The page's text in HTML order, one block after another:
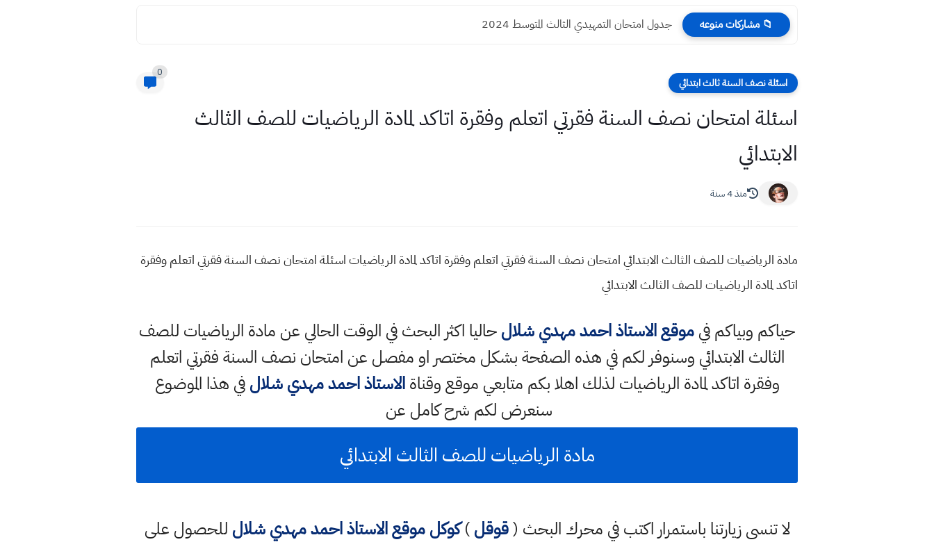
📁 مشاركات منوعه جدول امتحان التمهيدي الثالث المتوسط 2024
اسئلة نصف السنة ثالث ابتدائي
0
اسئلة امتحان نصف السنة فقرتي اتعلم وفقرة اتاكد لمادة الرياضيات للصف الثالث
الابتدائي
منذ 4 سنة
مادة الرياضيات للصف الثالث الابتدائي امتحان نصف السنة فقرتي اتعلم وفقرة اتاكد لمادة الرياضيات اسئلة امتحان نصف السنة فقرتي اتعلم وفقرة
اتاكد لمادة الرياضيات للصف الثالث الابتدائي
حياكم وبياكم فيموقع الاستاذ احمد مهدي شلالحاليا اكثر البحث في الوقت الحالي عن مادة الرياضيات للصف
الثالث الابتدائي وسنوفر لكم في هذه الصفحة بشكل مختصر او مفصل عن امتحان نصف السنة فقرتي اتعلم
وفقرة اتاكد لمادة الرياضيات لذلك اهلا بكم متابعي موقع وقناةالاستاذ احمد مهدي شلالفي هذا الموضوع
سنعرض لكم شرح كامل عن
مادة الرياضيات للصف الثالث الابتدائي
لا تنسى زيارتنا باستمرار اكتب في محرك البحث (قوقل)كوكل موقع الاستاذ احمد مهدي شلال للحصول على